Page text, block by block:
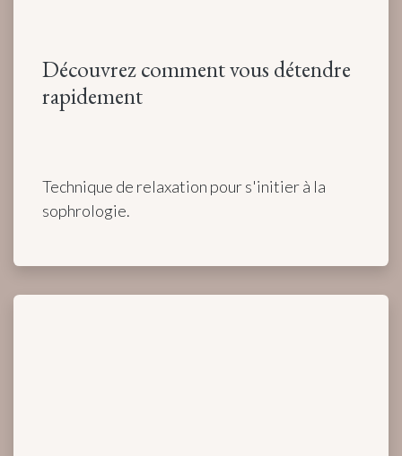
Découvrez comment vous détendre
rapidement
Technique de relaxation pour s'initier à la
sophrologie.